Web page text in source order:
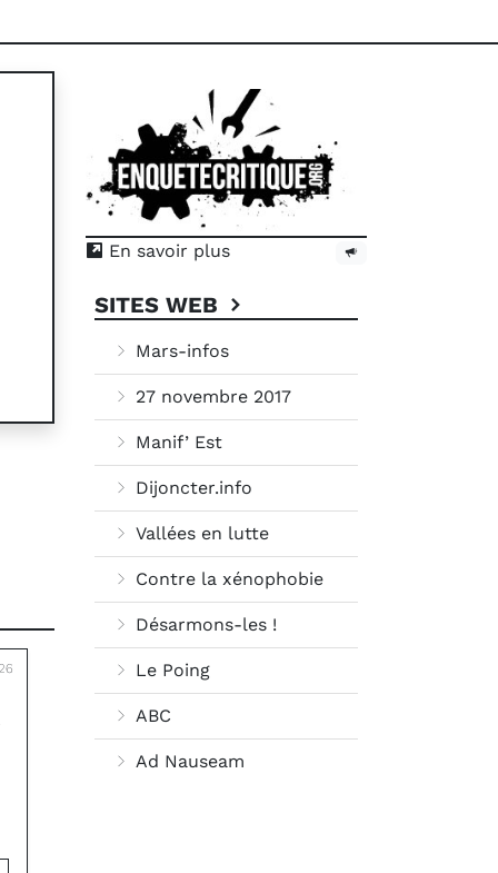
En savoir plus
SITES WEB
Mars-infos
27 novembre 2017
Manif’ Est
Dijoncter.info
Vallées en lutte
Contre la xénophobie
Désarmons-les !
Le Poing
ABC
Ad Nauseam